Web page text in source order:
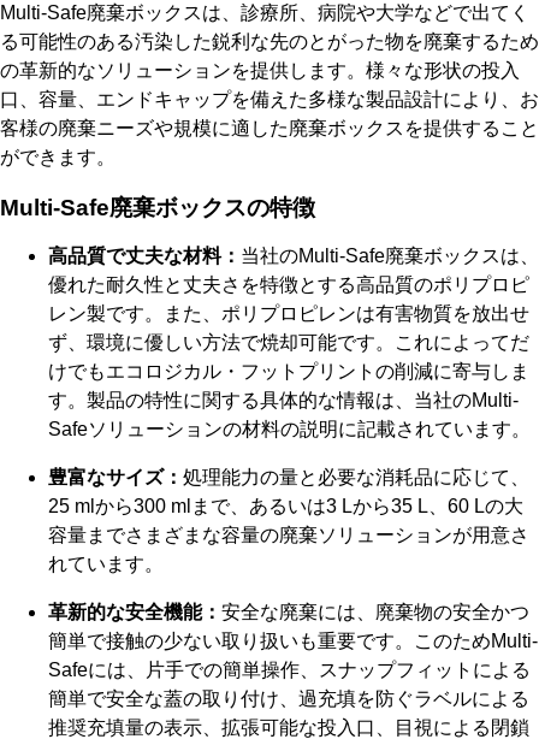
Multi-Safe廃棄ボックスは、診療所、病院や大学などで出てく
る可能性のある汚染した鋭利な先のとがった物を廃棄するため
の革新的なソリューションを提供します。様々な形状の投入
口、容量、エンドキャップを備えた多様な製品設計により、お
客様の廃棄ニーズや規模に適した廃棄ボックスを提供すること
ができます。
Multi-Safe廃棄ボックスの特徴
高品質で丈夫な材料： 当社のMulti-Safe廃棄ボックスは、
優れた耐久性と丈夫さを特徴とする高品質のポリプロピ
レン製です。また、ポリプロピレンは有害物質を放出せ
ず、環境に優しい方法で焼却可能です。これによってだ
けでもエコロジカル・フットプリントの削減に寄与しま
す。製品の特性に関する具体的な情報は、当社のMulti-
Safeソリューションの材料の説明に記載されています。
豊富なサイズ： 処理能力の量と必要な消耗品に応じて、
25 mlから300 mlまで、あるいは3 Lから35 L、60 Lの大
容量までさまざまな容量の廃棄ソリューションが用意さ
れています。
革新的な安全機能： 安全な廃棄には、廃棄物の安全かつ
簡単で接触の少ない取り扱いも重要です。このためMulti-
Safeには、片手での簡単操作、スナップフィットによる
簡単で安全な蓋の取り付け、過充填を防ぐラベルによる
推奨充填量の表示、拡張可能な投入口、目視による閉鎖